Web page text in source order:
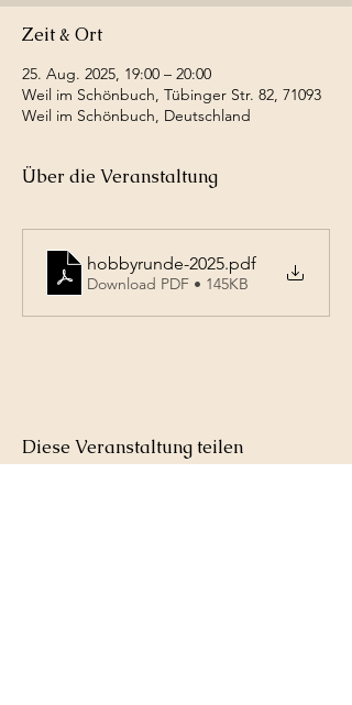
Zeit & Ort
25. Aug. 2025, 19:00 – 20:00
Weil im Schönbuch, Tübinger Str. 82, 71093
Weil im Schönbuch, Deutschland
Über die Veranstaltung
hobbyrunde-2025.pdf
Download PDF • 145KB
Diese Veranstaltung teilen